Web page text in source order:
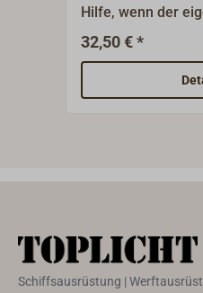
Hilfe, wenn der
einer fremden
verhakt ist.Länge
32,50 € *
Schiffsausrüstung |